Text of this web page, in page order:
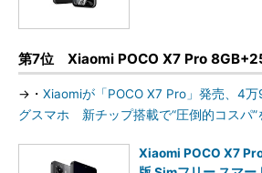
第7位 Xiaomi POCO X7 Pro
→・ Xiaomiが「POCO X7 Pro」発売、4
グスマホ 新チップ搭載で“圧倒的コスパ”
Xiaomi POCO X7